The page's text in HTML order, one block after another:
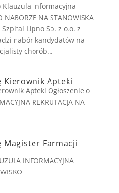
Klauzula informacyjna
NABORZE NA STANOWISKA
Szpital Lipno Sp. z o.o. z
nabór kandydatów na
chorób...
Kierownik Apteki
Apteki Ogłoszenie o
REKRUTACJA NA
Magister Farmacji
INFORMACYJNA